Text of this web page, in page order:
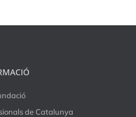
de Catalunya